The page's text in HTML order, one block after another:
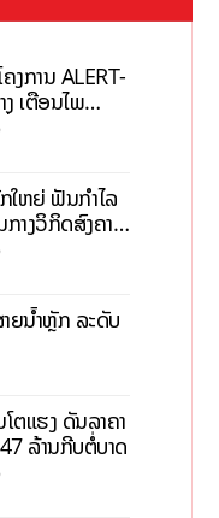
ງການ ALERT-
ເຕືອນໄພ
ປະເທດ
ຫຍ່ ຟັນກຳໄລ
ກາງວິກິດສົງຄາມ
ຍນໍ້າຫຼັກ ລະດັບ
ຕແຮງ ດັນລາຄາ
ລ້ານກີບຕໍ່ບາດ